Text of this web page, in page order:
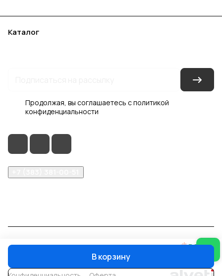
В корзину
Каталог
Продолжая, вы соглашаетесь сполитикой
конфиденциальности
© 2026 Интер-Двери